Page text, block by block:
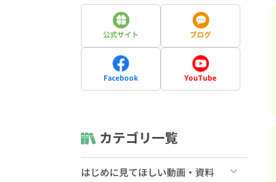
公式サイト ブログ
Facebook YouTube
カテゴリ一覧
はじめに見てほしい動画・資料